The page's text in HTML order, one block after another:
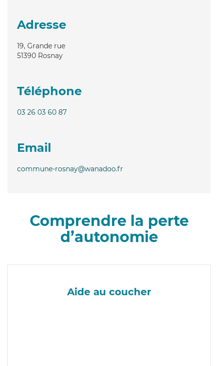
Adresse
19, Grande rue
51390 Rosnay
Téléphone
03 26 03 60 87
Email
commune-rosnay@wanadoo.fr
Comprendre la perte
d’autonomie
Aide au coucher